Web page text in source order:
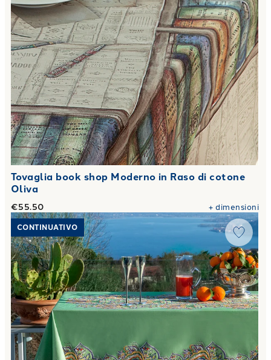
Tovaglia book shop Moderno in Raso di cotone
Oliva
€55.50 +dimensioni
Link to "Tovaglia monreale Moderno in Raso di cotone Oliva
CONTINUATIVO